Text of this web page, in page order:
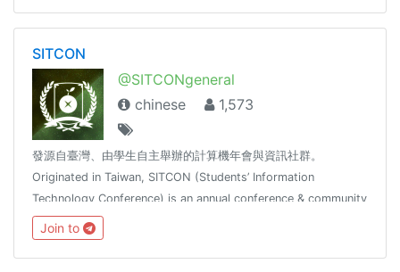
SITCON
@SITCONgeneral
chinese
1,573
發源自臺灣、由學生自主舉辦的計算機年會與資訊社群。
Originated in Taiwan, SITCON (Students’ Information
Technology Conference) is an annual conference & community
formed by and for the students. https://sitcon.org /
@SITCONtw
Join to